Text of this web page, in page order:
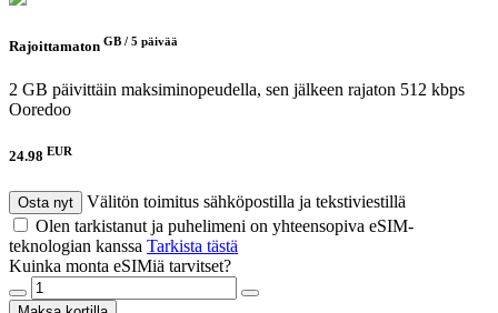
Rajoittamaton GB / 5 päivää
2 GB päivittäin maksiminopeudella, sen jälkeen rajaton 512 kbps
Ooredoo
24.98 EUR
Osta nyt
Välitön toimitus sähköpostilla ja tekstiviestillä
Olen tarkistanut ja puhelimeni on yhteensopiva eSIM-
teknologian kanssa Tarkista tästä
Kuinka monta eSIMiä tarvitset?